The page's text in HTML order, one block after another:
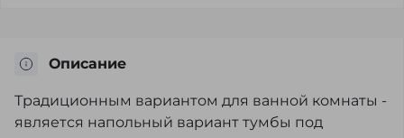
Описание
Традиционным вариантом для ванной комнаты -
является напольный вариант тумбы под